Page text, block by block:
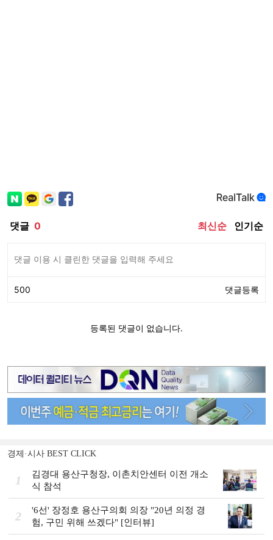
경제·시사 BEST CLICK
1
김경대 용산구청장, 이촌치안센터 이전 개소
식 참석
2
'6선' 장정호 용산구의회 의장 "20년 의정 경
험, 구민 위해 쓰겠다" [인터뷰]